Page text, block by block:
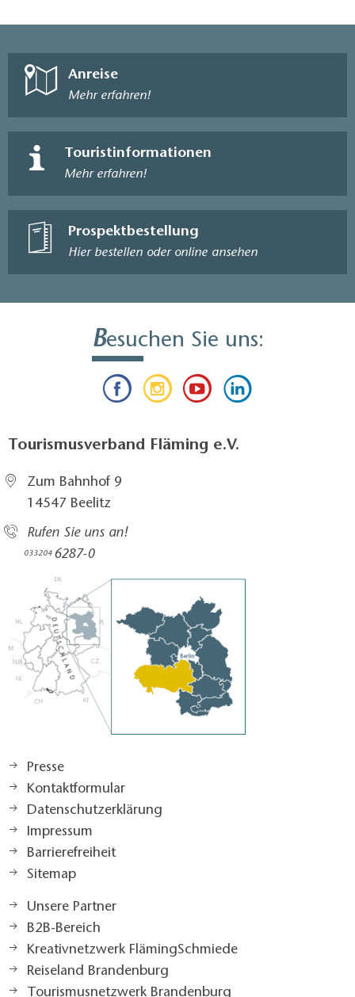
Anreise
Mehr erfahren!
Touristinformationen
Mehr erfahren!
Prospektbestellung
Hier bestellen oder online ansehen
Besuchen Sie uns:
Tourismusverband Fläming e.V.
Zum Bahnhof 9
14547 Beelitz
Rufen Sie uns an!
033204 6287-0
Presse
Kontaktformular
Datenschutzerklärung
Impressum
Barrierefreiheit
Sitemap
Unsere Partner
B2B-Bereich
Kreativnetzwerk FlämingSchmiede
Reiseland Brandenburg
Tourismusnetzwerk Brandenburg